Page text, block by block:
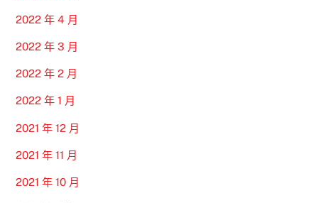
2022 年 4 月
2022 年 3 月
2022 年 2 月
2022 年 1 月
2021 年 12 月
2021 年 11 月
2021 年 10 月